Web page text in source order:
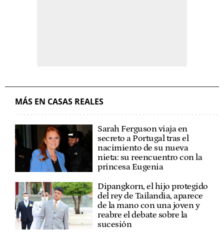
MÁS EN CASAS REALES
Sarah Ferguson viaja en
secreto a Portugal tras el
nacimiento de su nueva
nieta: su reencuentro con la
princesa Eugenia
Dipangkorn, el hijo protegido
del rey de Tailandia, aparece
de la mano con una joven y
reabre el debate sobre la
sucesión